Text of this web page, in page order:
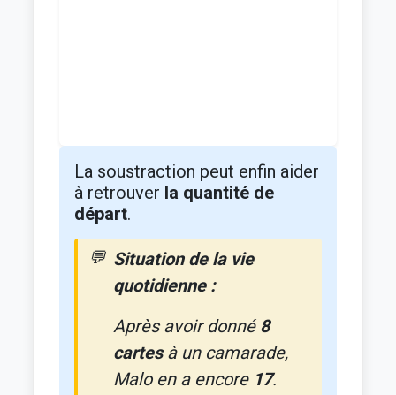
La soustraction peut enfin aider
à retrouver la quantité de
départ.
Situation de la vie
quotidienne :
Après avoir donné 8
cartesà un camarade,
Malo en a encore 17.